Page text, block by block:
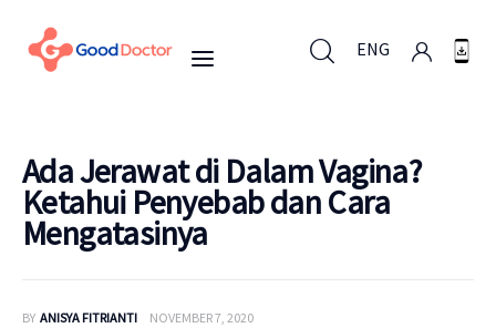
ENG
ENG
Untuk Bisnis
Ada Jerawat di Dalam Vagina?
Ketahui Penyebab dan Cara
Mengatasinya
BY ANISYA FITRIANTI NOVEMBER 7, 2020